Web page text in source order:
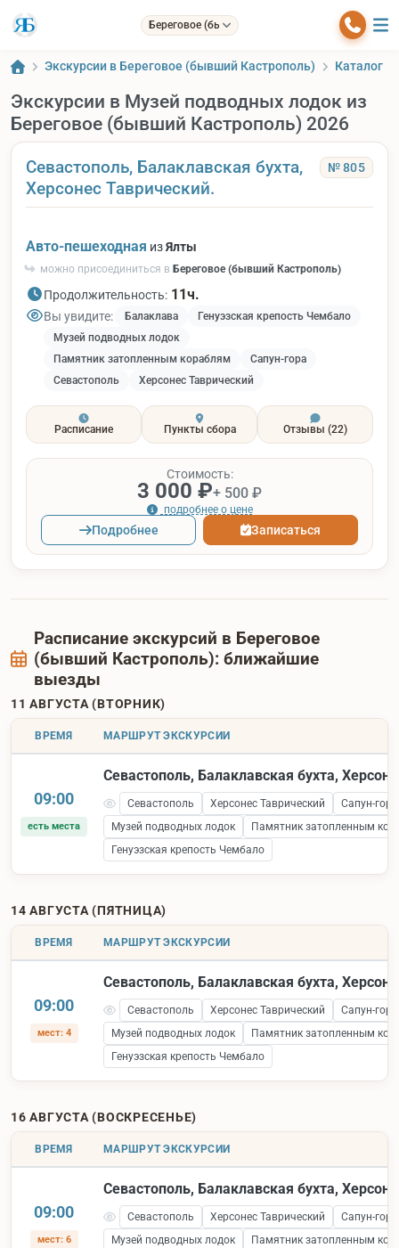
Береговое (бывший Кастрополь)
Экскурсии в Береговое (бывший Кастрополь) Каталог
Экскурсии в Музей подводных лодок из
Береговое (бывший Кастрополь) 2026
Севастополь, Балаклавская бухта,
Херсонес Таврический.
№ 805
Авто-пешеходная изЯлты
можно присоединиться в Береговое (бывший Кастрополь)
Продолжительность: 11ч.
Вы увидите: Балаклава
Генуэзская крепость Чембало
Музей подводных лодок
Памятник затопленным кораблям
Сапун-гора
Севастополь
Херсонес Таврический
Расписание Пункты сбора Отзывы (22)
Стоимость:
3 000 ₽+ 500 ₽
подробнее о цене
Подробнее Записаться
Расписание экскурсий в Береговое
(бывший Кастрополь): ближайшие
выезды
11 АВГУСТА (ВТОРНИК)
ВРЕМЯ МАРШРУТ ЭКСКУРСИИ
09:00
есть места
Севастополь, Балаклавская бухта,
Севастополь Херсонес Таврический
Сапун-гора
Музей подводных лодок
Памятник затопленным
Генуэзская крепость Чембало
14 АВГУСТА (ПЯТНИЦА)
ВРЕМЯ МАРШРУТ ЭКСКУРСИИ
09:00
мест: 4
Севастополь, Балаклавская бухта,
Севастополь Херсонес Таврический
Сапун-гора
Музей подводных лодок
Памятник затопленным
Генуэзская крепость Чембало
16 АВГУСТА (ВОСКРЕСЕНЬЕ)
ВРЕМЯ МАРШРУТ ЭКСКУРСИИ
09:00
мест: 6
Севастополь, Балаклавская бухта,
Севастополь Херсонес Таврический
Сапун-гора
Музей подводных лодок
Памятник затопленным